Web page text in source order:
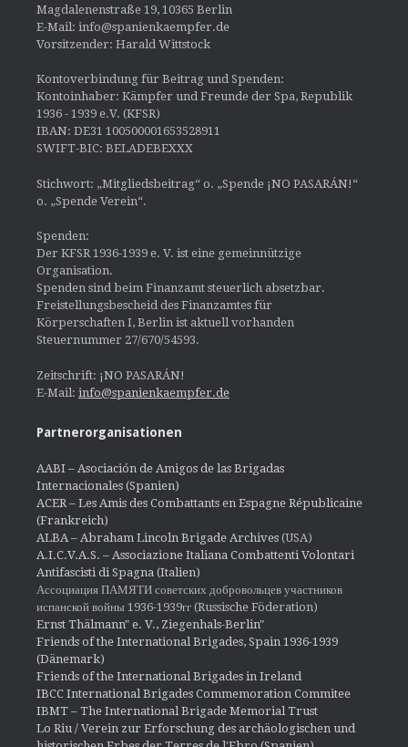
Magdalenenstraße 19, 10365 Berlin
E-Mail: info@spanienkaempfer.de
Vorsitzender: Harald Wittstock
Kontoverbindung für Beitrag und Spenden:
Kontoinhaber: Kämpfer und Freunde der Spa, Republik
1936 - 1939 e.V. (KFSR)
IBAN: DE31 100500001653528911
SWIFT-BIC: BELADEBEXXX
Stichwort: „Mitgliedsbeitrag“ o. „Spende ¡NO PASARÁN!“
o. „Spende Verein“.
Spenden:
Der KFSR 1936-1939 e. V. ist eine gemeinnützige
Organisation.
Spenden sind beim Finanzamt steuerlich absetzbar.
Freistellungsbescheid des Finanzamtes für
Körperschaften I, Berlin ist aktuell vorhanden
Steuernummer 27/670/54593.
Zeitschrift: ¡NO PASARÁN!
E-Mail: info@spanienkaempfer.de
Partnerorganisationen
AABI – Asociación de Amigos de las Brigadas
Internacionales (Spanien)
ACER – Les Amis des Combattants en Espagne Républicaine
(Frankreich)
ALBA – Abraham Lincoln Brigade Archives (USA)
A.I.C.V.A.S. – Associazione Italiana Combattenti Volontari
Antifascisti di Spagna (Italien)
Ассоциация ПАМЯТИ советских добровольцев участников
испанской войны 1936-1939гг (Russische Föderation)
Ernst Thälmann" e. V., Ziegenhals-Berlin"
Friends of the International Brigades, Spain 1936-1939
(Dänemark)
Friends of the International Brigades in Ireland
IBCC International Brigades Commemoration Commitee
IBMT – The International Brigade Memorial Trust
Lo Riu / Verein zur Erforschung des archäologischen und